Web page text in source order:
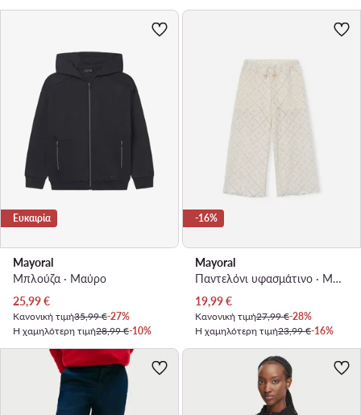
Ευκαιρία
Mayoral
Μπλούζα · Μαύρο
Τρέχουσα τιμή
25,99€
Κανονική τιμή35,99 €-27%
Η χαμηλότερη τιμή28,99 €-10%
-16%
Mayoral
Παντελόνι υφασμάτινο · Μπεζ
Τρέχουσα τιμή
19,99€
Κανονική τιμή27,99 €-28%
Η χαμηλότερη τιμή23,99 €-16%